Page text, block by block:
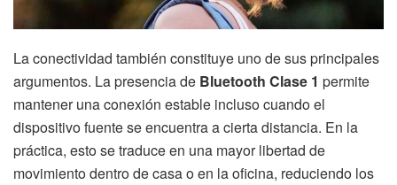
La conectividad también constituye uno de sus principales
argumentos. La presencia de Bluetooth Clase 1 permite
mantener una conexión estable incluso cuando el
dispositivo fuente se encuentra a cierta distancia. En la
práctica, esto se traduce en una mayor libertad de
movimiento dentro de casa o en la oficina, reduciendo los